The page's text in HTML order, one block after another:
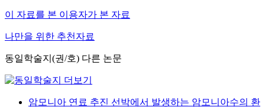
이 자료를 본 이용자가 본 자료
나만을 위한 추천자료
동일학술지(권/호) 다른 논문
암모니아 연료 추진 선박에서 발생하는 암모니아수의 환